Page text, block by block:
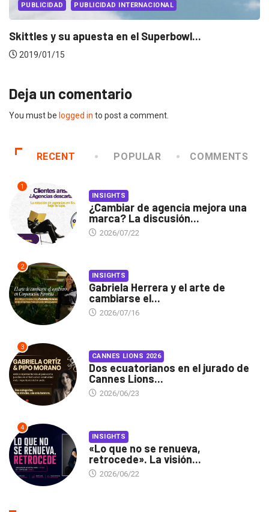
PUBLICIDAD PUBLICIDAD INTERNACIONAL
Budweiser revive su icónico spot «Whassup»
2018/06/27
Deja un comentario
You must be logged in to post a comment.
RECENT POPULAR COMMENTS
1
INSIGHTS
¿Cambiar de agencia mejora una
marca? La discusión...
2026/07/22
2
INSIGHTS
Gabriela Herrera y el arte de
cambiarse el...
2026/07/16
3
CANNES LIONS 2026
Dos ecuatorianos en el jurado de
Cannes Lions...
2026/06/23
4
INSIGHTS
«Lo que no se renueva,
retrocede». La visión...
2026/06/22